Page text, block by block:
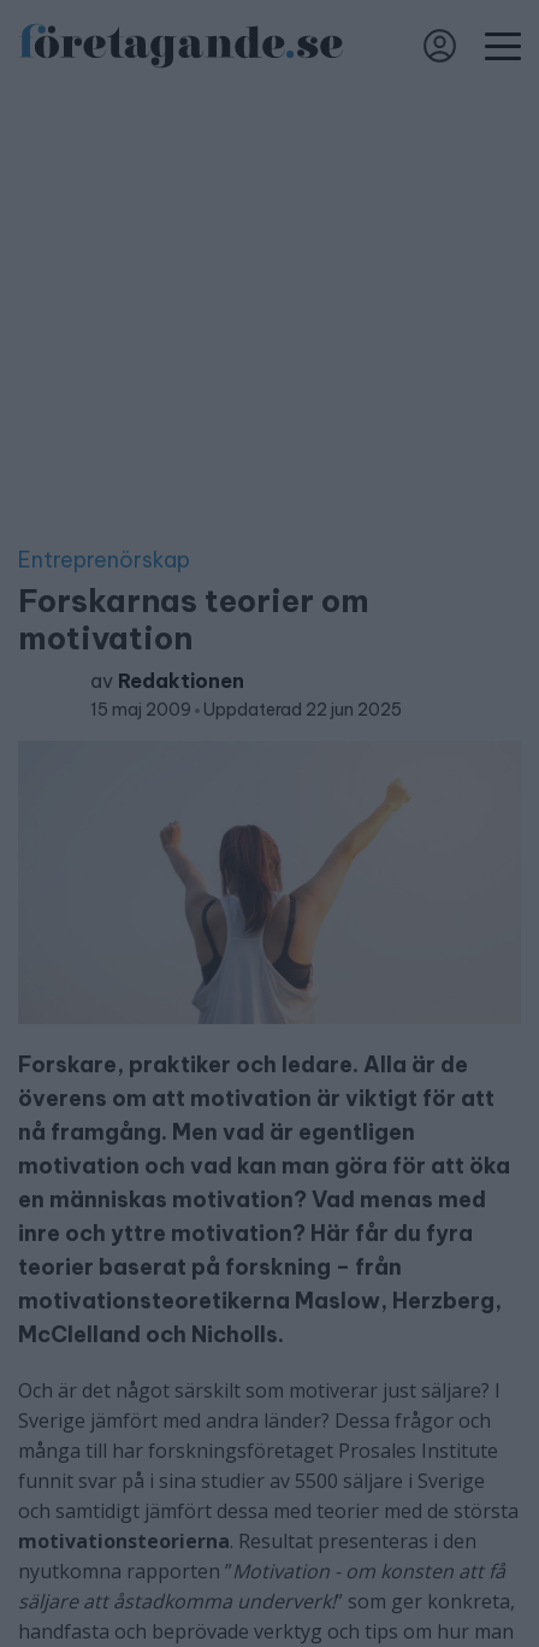
Entreprenörskap
Forskarnas teorier om
motivation
av Redaktionen
15 maj 2009 Uppdaterad 22 jun 2025
Forskare, praktiker och ledare. Alla är de
överens om att motivation är viktigt för att
nå framgång. Men vad är egentligen
motivation och vad kan man göra för att öka
en människas motivation? Vad menas med
inre och yttre motivation? Här får du fyra
teorier baserat på forskning – från
motivationsteoretikerna Maslow, Herzberg,
McClelland och Nicholls.
Och är det något särskilt som motiverar just säljare? I
Sverige jämfört med andra länder? Dessa frågor och
många till har forskningsföretaget Prosales Institute
funnit svar på i sina studier av 5500 säljare i Sverige
och samtidigt jämfört dessa med teorier med de största
motivationsteorierna. Resultat presenteras i den
nyutkomna rapporten ”Motivation - om konsten att få
säljare att åstadkomma underverk!” som ger konkreta,
handfasta och beprövade verktyg och tips om hur man